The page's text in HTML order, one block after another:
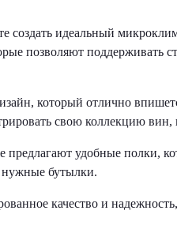
создать идеальный
позволяют поддерживать
который отлично
свою коллекцию вин,
предлагают удобные полки,
нужные бутылки.
качество и